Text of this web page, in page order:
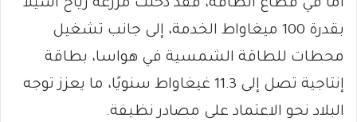
أما في قطاع الطاقة، فقد دخلت مزرعة رياح أسيلا
بقدرة 100 ميغاواط الخدمة، إلى جانب تشغيل
محطات للطاقة الشمسية في هواسا، بطاقة
إنتاجية تصل إلى 11.3 غيغاواط سنويًا، ما يعزز توجه
البلاد نحو الاعتماد على مصادر نظيفة.